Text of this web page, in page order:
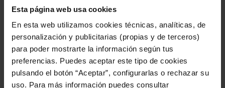
Esta página web usa cookies
En esta web utilizamos cookies técnicas, analíticas, de
personalización y publicitarias (propias y de terceros)
para poder mostrarte la información según tus
preferencias. Puedes aceptar este tipo de cookies
pulsando el botón “Aceptar”, configurarlas o rechazar su
uso. Para más información puedes consultar
cualquier cambio que se produzca en los mismos.
Recuerde que, cuando le pidamos que rellene sus
datos personales para darle acceso a alguna
funcionalidad o servicio, marcaremos algunos
campos como obligatorios, puesto que son datos
que necesitamos para poder prestarle el servicio
en cuestión. Por favor, tenga en cuenta que si